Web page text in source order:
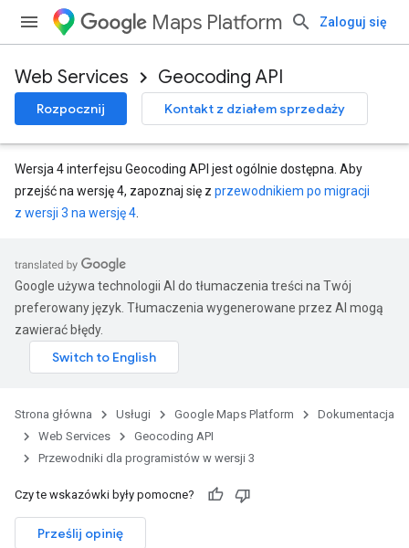
Maps Platform Zaloguj się
Web Services Geocoding API
Rozpocznij Kontakt z działem sprzedaży
Wersja 4 interfejsu Geocoding API jest ogólnie dostępna. Aby
przejść na wersję 4, zapoznaj się z przewodnikiem po migracji
z wersji 3 na wersję 4
Google używa technologii AI do tłumaczenia treści na Twój
preferowany język. Tłumaczenia wygenerowane przez AI mogą
zawierać błędy.
Strona główna Usługi Google Maps Platform
Dokumentacja
Web Services
Geocoding API
Przewodniki dla programistów w wersji 3
Czy te wskazówki były pomocne?
Prześlij opinię